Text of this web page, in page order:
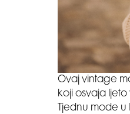
Ovaj vintage
koji osvaja ljeto
Tjednu mode